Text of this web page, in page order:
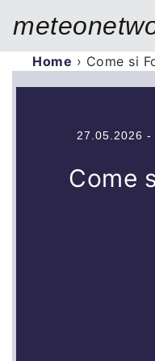
Home › Come si
27.05.2026 -
Come